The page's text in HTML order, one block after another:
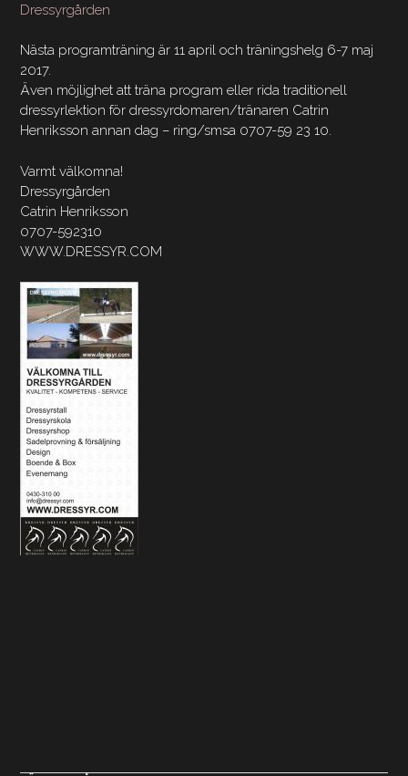
Dressyrgården
Nästa programträning är 11 april och träningshelg 6-7 maj
2017.
Även möjlighet att träna program eller rida traditionell
dressyrlektion för dressyrdomaren/tränaren Catrin
Henriksson annan dag – ring/smsa 0707-59 23 10.
Varmt välkomna!
Dressyrgården
Catrin Henriksson
0707-592310
WWW.DRESSYR.COM